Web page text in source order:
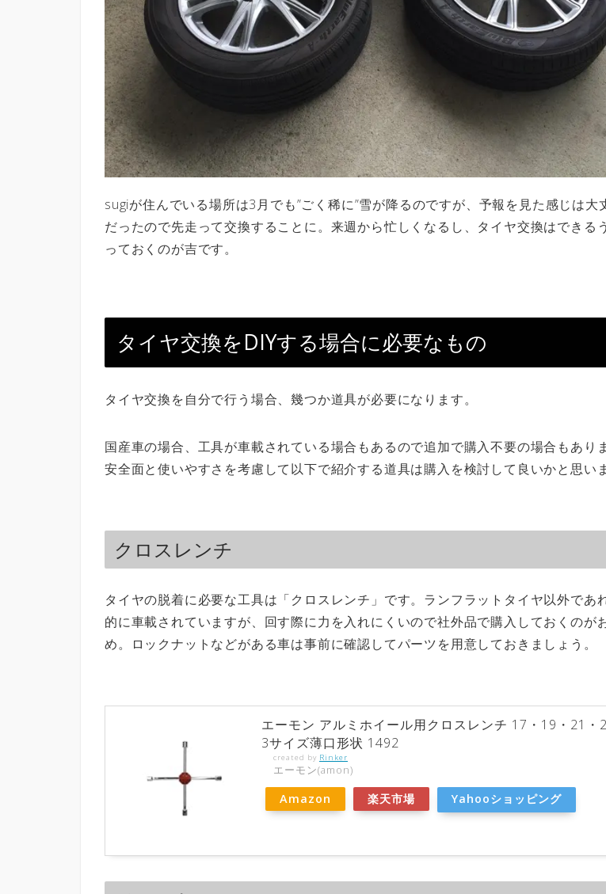
sugiが住んでいる場所は3月でも”ごく稀に”雪が降るのですが、予報を見た感じは大
だったので先走って交換することに。来週から忙しくなるし、タイヤ交換はできる
っておくのが吉です。
タイヤ交換をDIYする場合に必要なもの
タイヤ交換を自分で行う場合、幾つか道具が必要になります。
国産車の場合、工具が車載されている場合もあるので追加で購入不要の場合もありま
安全面と使いやすさを考慮して以下で紹介する道具は購入を検討して良いかと思いま
クロスレンチ
タイヤの脱着に必要な工具は「クロスレンチ」です。ランフラットタイヤ以外であ
的に車載されていますが、回す際に力を入れにくいので社外品で購入しておくのが
め。ロックナットなどがある車は事前に確認してパーツを用意しておきましょう。
エーモン アルミホイール用クロスレンチ 17・19・21・
3サイズ薄口形状 1492
created by Rinker
エーモン(amon)
Amazon 楽天市場 Yahooショッピング